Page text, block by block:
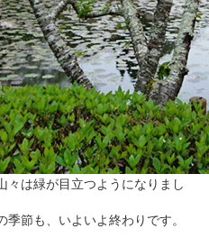
々は緑が目立つようになりまし
節も、いよいよ終わりです。